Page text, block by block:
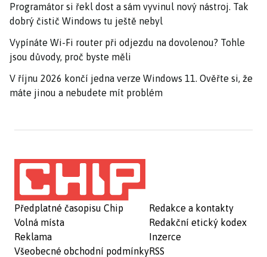
Programátor si řekl dost a sám vyvinul nový nástroj. Tak
dobrý čistič Windows tu ještě nebyl
Vypínáte Wi-Fi router při odjezdu na dovolenou? Tohle
jsou důvody, proč byste měli
V říjnu 2026 končí jedna verze Windows 11. Ověřte si, že
máte jinou a nebudete mít problém
Předplatné časopisu Chip
Volná místa
Reklama
Všeobecné obchodní podmínky
Redakce a kontakty
Redakční etický kodex
Inzerce
RSS